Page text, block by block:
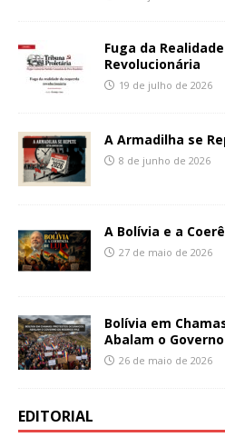
Fuga da
Revolucionária
19 de julho de 2026
A Armadilha se
8 de junho de 2026
A Bolívia e a
27 de maio de 2026
Bolívia em
Abalam o
26 de maio de 2026
EDITORIAL